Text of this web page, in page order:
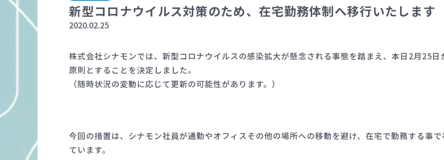
新型コロナウイルス対策のため、在宅勤務体制へ移行いたします
2020.02.25
株式会社シナモンでは、新型コロナウイルスの感染拡大が懸念される事態を踏まえ、本日2月25
原則とすることを決定しました。
（随時状況の変動に応じて更新の可能性があります。）
今回の措置は、シナモン社員が通勤やオフィスその他の場所への移動を避け、在宅で勤務する事
ています。